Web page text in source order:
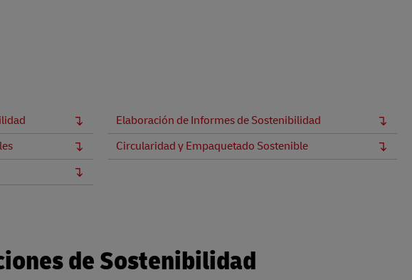
Elaboración de Informes de Sostenibilidad
Circularidad y Empaquetado Sostenible
de Sostenibilidad